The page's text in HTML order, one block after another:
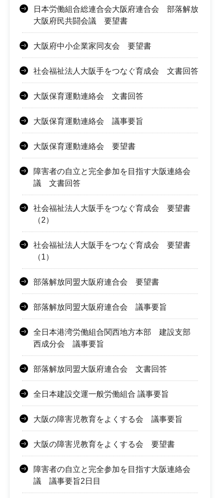
日本労働組合総連合会大阪府連合会 部落解放
大阪府民共闘会議 要望書
大阪府中小企業家同友会 要望書
社会福祉法人大阪手をつなぐ育成会 文書回答
大阪保育運動連絡会 文書回答
大阪保育運動連絡会 議事要旨
大阪保育運動連絡会 要望書
障害者の自立と完全参加を目指す大阪連絡会
議 文書回答
社会福祉法人大阪手をつなぐ育成会 要望書
（2）
社会福祉法人大阪手をつなぐ育成会 要望書
（1）
部落解放同盟大阪府連合会 要望書
部落解放同盟大阪府連合会 議事要旨
全日本港湾労働組合関西地方本部 建設支部
西成分会 議事要旨
部落解放同盟大阪府連合会 文書回答
全日本建設交運一般労働組合 議事要旨
大阪の障害児教育をよくする会 議事要旨
大阪の障害児教育をよくする会 要望書
障害者の自立と完全参加を目指す大阪連絡会
議 議事要旨2日目